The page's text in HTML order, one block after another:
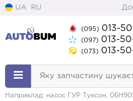
UA RU
(095) 013-
(097) 013-
(073) 013-
Яку запчастину
Наприклад: насос ГУР Туксон,